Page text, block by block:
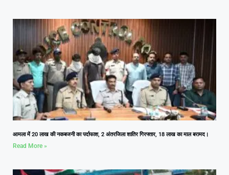
आमला में 20 लाख की नकबजनी का पर्दाफाश, 2 अंतरजिला शातिर गिरफ्तार, 18 लाख का माल बरामद।
Read More »